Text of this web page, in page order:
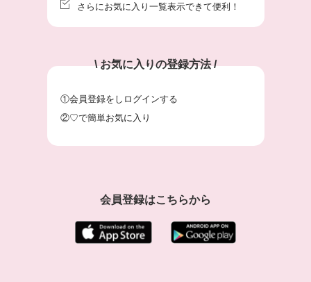
さらにお気に入り一覧表示できて便利！
\ お気に入りの登録方法 /
①会員登録をしログインする
②♡で簡単お気に入り
会員登録はこちらから